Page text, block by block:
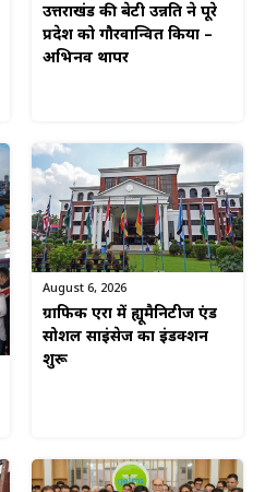
उत्तराखंड की बेटी उन्नति ने पूरे
प्रदेश को गौरवान्वित किया –
अभिनव थापर
August 6, 2026
ग्राफिक एरा में ह्यूमैनिटीज एंड
सोशल साइंसेज का इंडक्शन
शुरू